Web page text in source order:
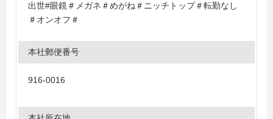
出世#眼鏡＃メガネ＃めがね＃ニッチトップ＃転勤なし
＃オンオフ＃
本社郵便番号
916-0016